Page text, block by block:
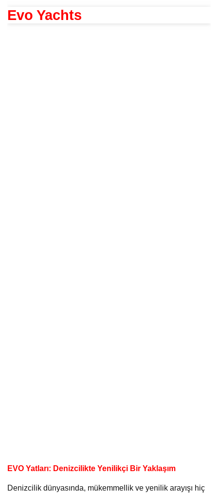
Evo Yachts
EVO Yatları: Denizcilikte Yenilikçi Bir Yaklaşım
Denizcilik dünyasında, mükemmellik ve yenilik arayışı hiç